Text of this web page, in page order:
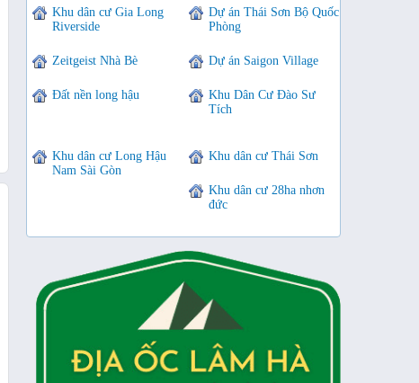
Khu dân cư Gia Long
Riverside
Dự án Thái Sơn Bộ Quốc
Phòng
Zeitgeist Nhà Bè Dự án Saigon Village
Đất nền long hậu
Khu Dân Cư Đào Sư
Tích
Khu dân cư Long Hậu
Nam Sài Gòn
Khu dân cư Thái Sơn
Khu dân cư 28ha nhơn
đức